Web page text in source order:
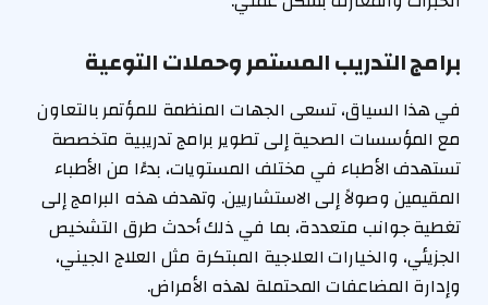
برامج التدريب المستمر وحملات التوعية
في هذا السياق، تسعى الجهات المنظمة للمؤتمر بالتعاون
مع المؤسسات الصحية إلى تطوير برامج تدريبية متخصصة
تستهدف الأطباء في مختلف المستويات، بدءًا من الأطباء
المقيمين وصولاً إلى الاستشاريين. وتهدف هذه البرامج إلى
تغطية جوانب متعددة، بما في ذلك أحدث طرق التشخيص
الجزيئي، والخيارات العلاجية المبتكرة مثل العلاج الجيني،
وإدارة المضاعفات المحتملة لهذه الأمراض.